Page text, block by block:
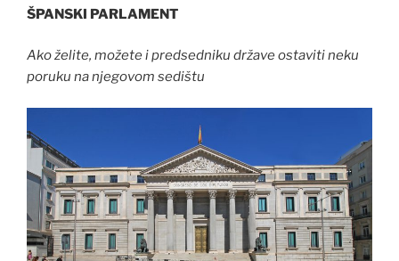
ŠPANSKI PARLAMENT
Ako želite, možete i predsedniku države ostaviti neku
poruku na njegovom sedištu